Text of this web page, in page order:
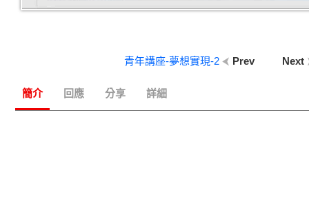
Prev
青年講座-夢想實現-2 Next
簡介 回應 分享 詳細